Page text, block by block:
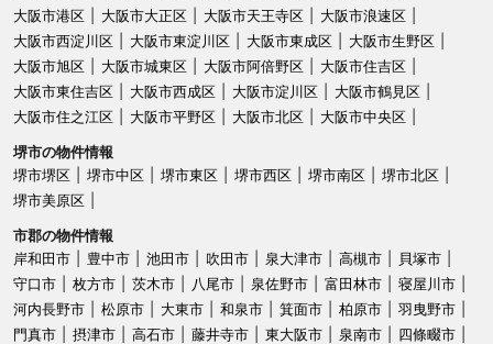
大阪市港区
大阪市大正区 大阪市天王寺区
大阪市浪速区
大阪市西淀川区
大阪市東淀川区 大阪市東成区
大阪市生野区
大阪市旭区
大阪市城東区 大阪市阿倍野区
大阪市住吉区
大阪市東住吉区
大阪市西成区 大阪市淀川区
大阪市鶴見区
大阪市住之江区
大阪市平野区 大阪市北区
大阪市中央区
堺市の物件情報
堺市堺区
堺市中区 堺市東区 堺市西区 堺市南区
堺市北区
堺市美原区
市郡の物件情報
岸和田市
豊中市 池田市 吹田市 泉大津市 高槻市
貝塚市
守口市
枚方市 茨木市 八尾市 泉佐野市 富田林市
寝屋川市
河内長野市
松原市 大東市 和泉市 箕面市 柏原市
羽曳野市
門真市
摂津市 高石市 藤井寺市 東大阪市 泉南市
四條畷市